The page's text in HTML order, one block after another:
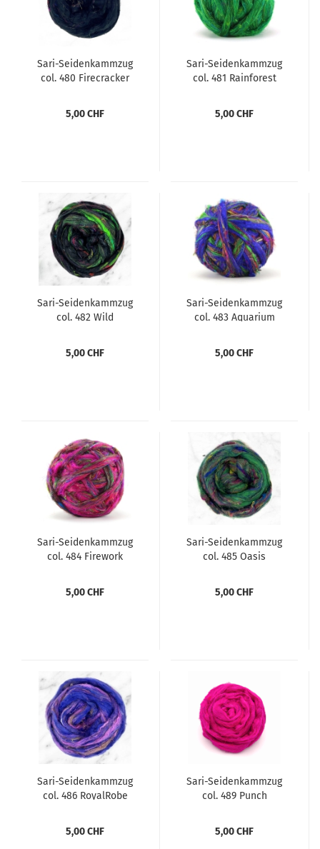
Sari-Seidenkammzug
col. 480 Firecracker
5,00 CHF
Sari-Seidenkammzug
col. 481 Rainforest
5,00 CHF
Sari-Seidenkammzug
col. 482 Wild
5,00 CHF
Sari-Seidenkammzug
col. 483 Aquarium
5,00 CHF
Sari-Seidenkammzug
col. 484 Firework
5,00 CHF
Sari-Seidenkammzug
col. 485 Oasis
5,00 CHF
Sari-Seidenkammzug
col. 486 RoyalRobe
5,00 CHF
Sari-Seidenkammzug
col. 489 Punch
5,00 CHF